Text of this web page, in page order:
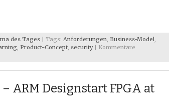
des Tages | Tags: Anforderungen, Business-Model,
, Product-Concept, security| Kommentare
ARM Designstart FPGA at